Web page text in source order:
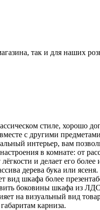
так и для наших
стиле, хорошо
с другими
интерьер, вам
в комнате: от
и делает его
дерева бука или ясеня.
вид шкафа более
боковины шкафа из
на визуальный вид
карниза.